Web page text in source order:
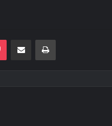
Pocket E-Posta ile paylaş Yazdır